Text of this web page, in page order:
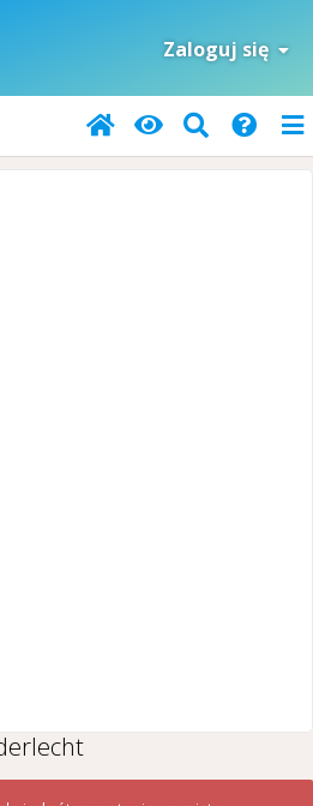
Zaloguj się